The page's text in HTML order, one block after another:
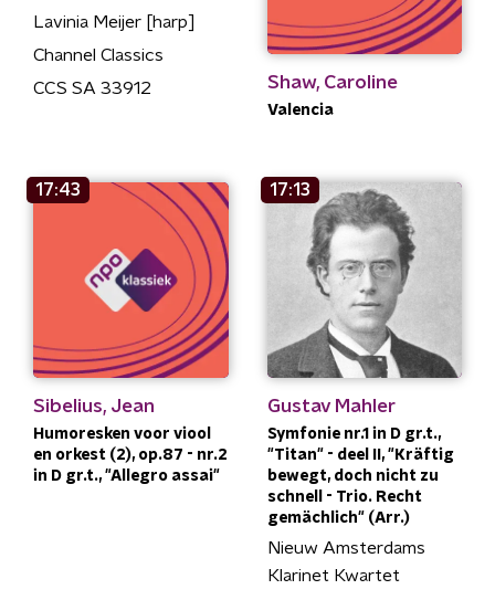
Lavinia Meijer [harp]
Channel Classics
CCS SA 33912
Shaw, Caroline
Valencia
17:43
Sibelius, Jean
Humoresken voor viool
en orkest (2), op.87 - nr.2
in D gr.t., "Allegro assai"
17:13
Gustav Mahler
Symfonie nr.1 in D gr.t.,
"Titan" - deel II, "Kräftig
bewegt, doch nicht zu
schnell - Trio. Recht
gemächlich" (Arr.)
Nieuw Amsterdams
Klarinet Kwartet